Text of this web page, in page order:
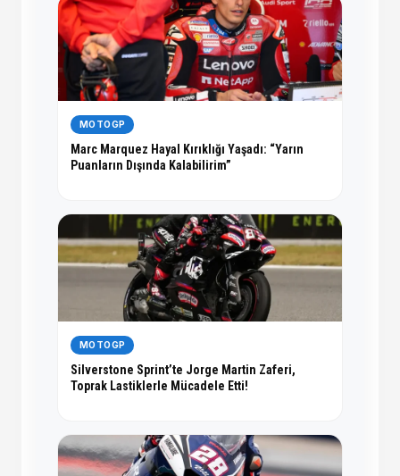
MOTOGP
Marc Marquez Hayal Kırıklığı Yaşadı: “Yarın
Puanların Dışında Kalabilirim”
MOTOGP
Silverstone Sprint’te Jorge Martin Zaferi,
Toprak Lastiklerle Mücadele Etti!